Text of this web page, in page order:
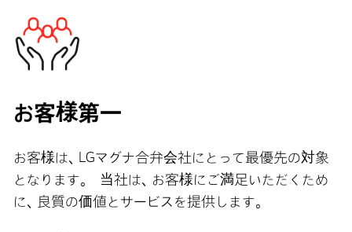
お客様第一
お客様は、LGマグナ合弁会社にとって最優先の対象
となります。 当社は、お客様にご満足いただくため
に、良質の価値とサービスを提供します。